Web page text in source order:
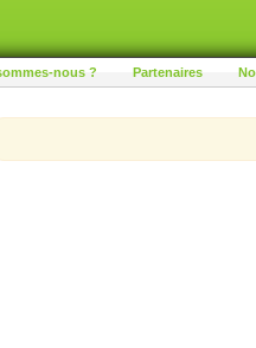
nous ? Partenaires